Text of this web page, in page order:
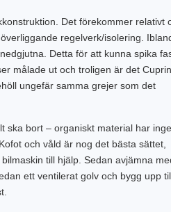
Det förekommer relativt
regelverk/isolering.
Detta för att kunna spika
målade ut och troligen är det
ungefär samma grejer som det
ska bort – organiskt material har
och våld är nog det bästa sättet,
till hjälp. Sedan avjämna
ett ventilerat golv och bygg upp